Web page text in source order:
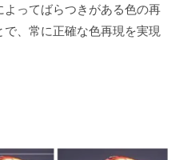
ってばらつきがある色の再
、常に正確な色再現を実現